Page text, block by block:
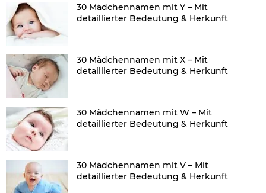
30 Mädchennamen mit Y – Mit
detaillierter Bedeutung & Herkunft
30 Mädchennamen mit X – Mit
detaillierter Bedeutung & Herkunft
30 Mädchennamen mit W – Mit
detaillierter Bedeutung & Herkunft
30 Mädchennamen mit V – Mit
detaillierter Bedeutung & Herkunft